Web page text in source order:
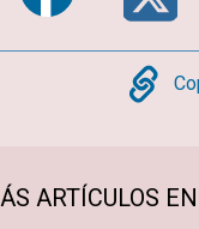
ARTÍCULOS